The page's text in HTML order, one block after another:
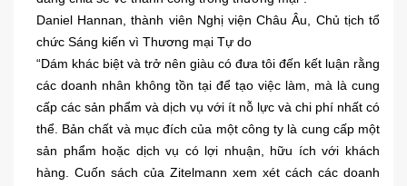
Daniel Hannan, thành viên Nghị viện Châu Âu, Chủ tịch tổ
chức Sáng kiến vì Thương mại Tự do
“Dám khác biệt và trở nên giàu có đưa tôi đến kết luận rằng
các doanh nhân không tồn tại để tạo việc làm, mà là cung
cấp các sản phẩm và dịch vụ với ít nỗ lực và chi phí nhất có
thể. Bản chất và mục đích của một công ty là cung cấp một
sản phẩm hoặc dịch vụ có lợi nhuận, hữu ích với khách
hàng. Cuốn sách của Zitelmann xem xét cách các doanh